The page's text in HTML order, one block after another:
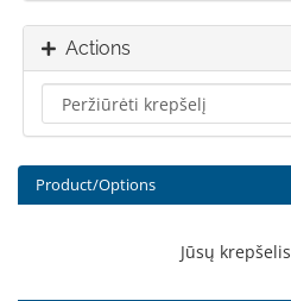
Actions
Product/Options
Jūsų